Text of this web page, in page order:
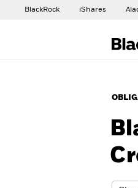
BlackRock iShares